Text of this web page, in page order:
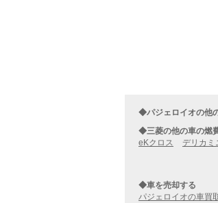
◆パジェロイオの他
◆三菱の他の車の燃
eKクロス
デリカミ
◆車を売却する
パジェロイオの車買